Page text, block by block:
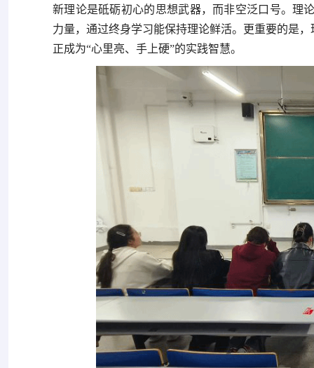
新理论是砥砺初心的思想武器，而非空泛口号。理
力量，通过终身学习能保持理论鲜活。更重要的是
正成为“心里亮、手上硬”的实践智慧。